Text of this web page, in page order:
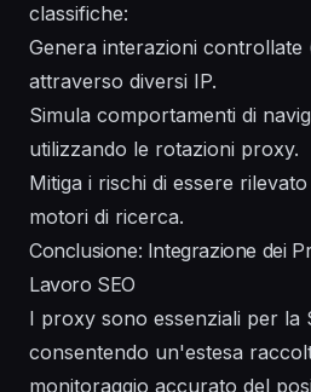
classifiche:
Genera interazioni controllate
attraverso diversi IP.
Simula comportamenti di
utilizzando le rotazioni proxy.
Mitiga i rischi di essere
motori di ricerca.
Conclusione: Integrazione dei
Lavoro SEO
I proxy sono essenziali per la
consentendo un'estesa
monitoraggio accurato del